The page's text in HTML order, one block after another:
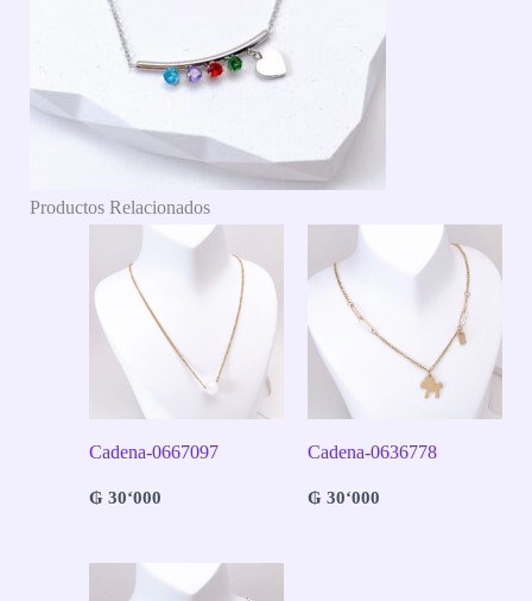
Productos Relacionados
Cadena-0667097
₲30‘000
Cadena-0636778
₲30‘000